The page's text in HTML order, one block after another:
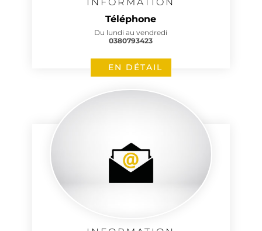
Téléphone
Du lundi au vendredi
0380793423
EN DÉTAIL